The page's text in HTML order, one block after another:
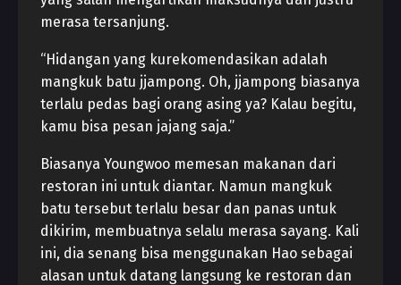
merasa tersanjung.
“Hidangan yang kurekomendasikan adalah
mangkuk batu jjampong. Oh, jjampong biasanya
terlalu pedas bagi orang asing ya? Kalau begitu,
kamu bisa pesan jajang saja.”
Biasanya Youngwoo memesan makanan dari
restoran ini untuk diantar. Namun mangkuk
batu tersebut terlalu besar dan panas untuk
dikirim, membuatnya selalu merasa sayang. Kali
ini, dia senang bisa menggunakan Hao sebagai
alasan untuk datang langsung ke restoran dan